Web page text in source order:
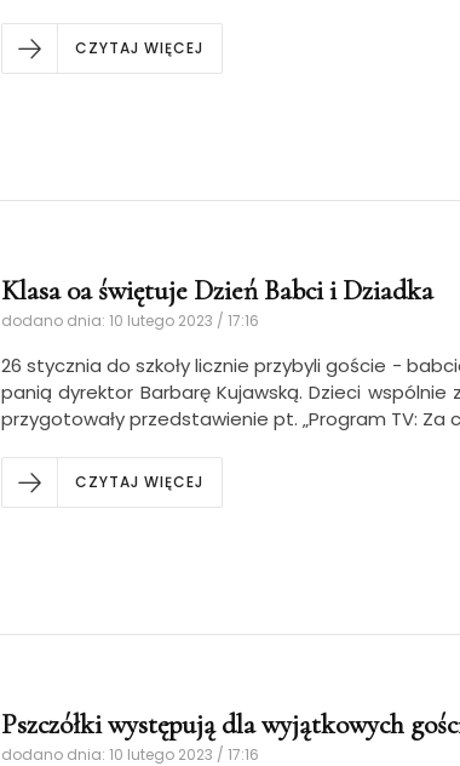
CZYTAJ WIĘCEJ
Klasa 0a świętuje Dzień Babci i Dziadka
dodano dnia: 10 lutego 2023 / 17:16
26 stycznia do szkoły licznie przybyli goście -
panią dyrektor Barbarę Kujawską. Dzieci
przygotowały przedstawienie pt. „Program TV: Za
CZYTAJ WIĘCEJ
Pszczółki występują dla wyjątkowych
dodano dnia: 10 lutego 2023 / 17:16